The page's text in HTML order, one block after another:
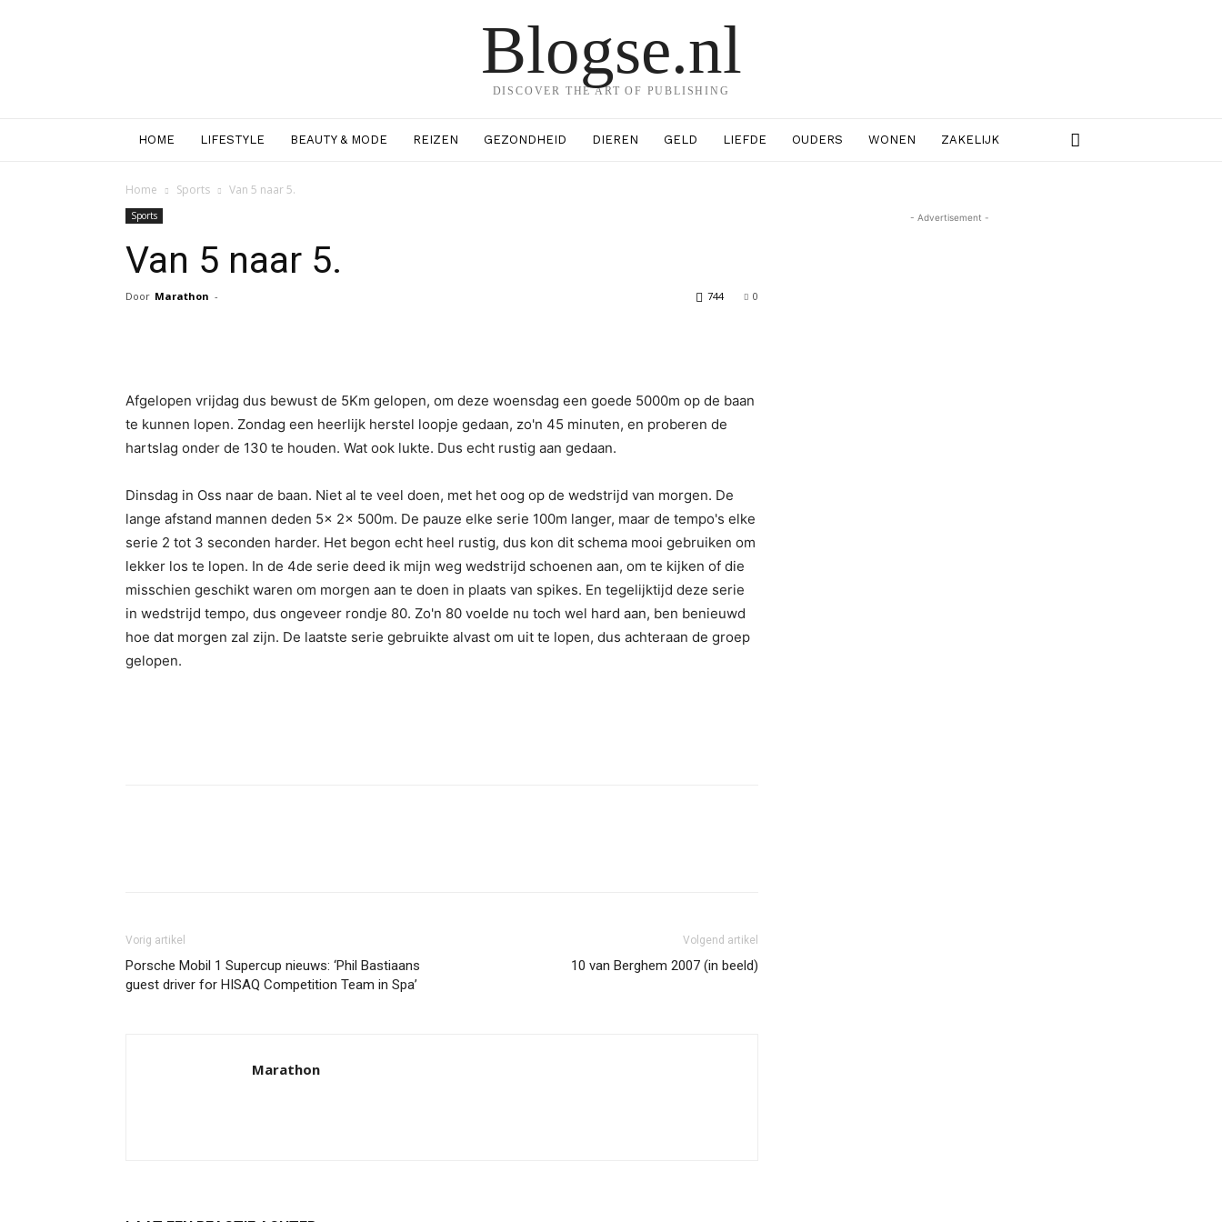
Blogse.nl
DISCOVER THE ART OF PUBLISHING
HOME LIFESTYLE BEAUTY & MODE REIZEN GEZONDHEID DIEREN GELD LIEFDE OUDERS WONEN ZAKELIJK
Home Sports Van 5 naar 5.
Sports
Van 5 naar 5.
Door Marathon - 0
744
Afgelopen vrijdag dus bewust de 5Km gelopen, om deze woensdag een goede 5000m op de baan
te kunnen lopen. Zondag een heerlijk herstel loopje gedaan, zo'n 45 minuten, en proberen de
hartslag onder de 130 te houden. Wat ook lukte. Dus echt rustig aan gedaan.
Dinsdag in Oss naar de baan. Niet al te veel doen, met het oog op de wedstrijd van morgen. De
lange afstand mannen deden 5x 2x 500m. De pauze elke serie 100m langer, maar de tempo's elke
serie 2 tot 3 seconden harder. Het begon echt heel rustig, dus kon dit schema mooi gebruiken om
lekker los te lopen. In de 4de serie deed ik mijn weg wedstrijd schoenen aan, om te kijken of die
misschien geschikt waren om morgen aan te doen in plaats van spikes. En tegelijktijd deze serie
in wedstrijd tempo, dus ongeveer rondje 80. Zo'n 80 voelde nu toch wel hard aan, ben benieuwd
hoe dat morgen zal zijn. De laatste serie gebruikte alvast om uit te lopen, dus achteraan de groep
gelopen.
Vorig artikel
Porsche Mobil 1 Supercup nieuws: ‘Phil Bastiaans
guest driver for HISAQ Competition Team in Spa’
Volgend artikel
10 van Berghem 2007 (in beeld)
Marathon
- Advertisement -